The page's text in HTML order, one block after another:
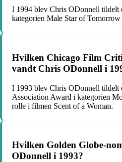
I 1994 blev Chris ODonnell tildelt
kategorien Male Star of
Hvilken Chicago Film
vandt Chris ODonnell i
I 1993 blev Chris ODonnell tildelt
Association Award i kategorien
rolle i filmen Scent of a Woman.
Hvilken Golden Globe-
ODonnell i 1993?